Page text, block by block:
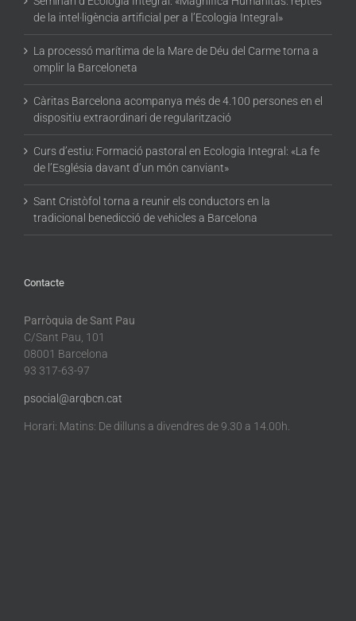
de la intel·ligència artificial per a l’Ecologia Integral»
La processó marítima de la Mare de Déu del Carme torna a
omplir la Barceloneta
Càritas Barcelona acompanya més de 4.100 persones en el
dispositiu extraordinari de regularització
Curs d’estiu: Formació pastoral en Ecologia Integral: «La fe
de l’Església davant d’un món canviant»
Sant Cristòfol torna a reunir els conductors en la
tradicional benedicció de vehicles a Barcelona
Contacte
Parròquia de Sant Pau
C/Sant Pau, 101
08001 Barcelona
93 317-63-97
psocial@arqbcn.cat
Horari: Matins: De dilluns a divendres de 9.30 a 14.00h.